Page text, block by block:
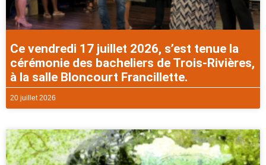
Ce vendredi 17 juillet 2026, s’est tenue la
cérémonie des bacheliers de Trois-Rivières,
à la salle Bloncourt Francillette.
20 juillet 2026